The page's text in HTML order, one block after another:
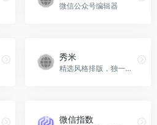
微信公众号编辑器
秀米
精选风格排版，独一无二的排版方式
微信指数